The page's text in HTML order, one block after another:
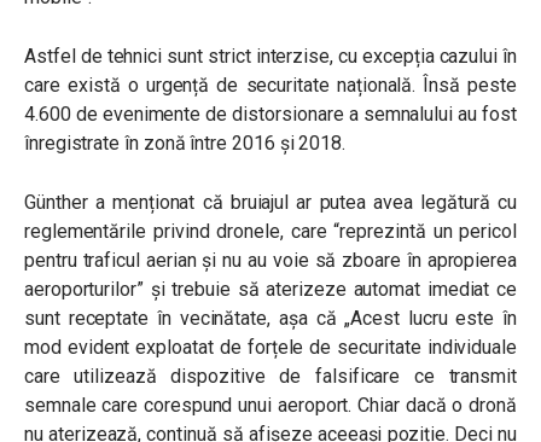
Astfel de tehnici sunt strict interzise, ​​cu excepția cazului în
care există o urgență de securitate națională. Însă peste
4.600 de evenimente de distorsionare a semnalului au fost
înregistrate în zonă între 2016 și 2018.
Günther a menționat că bruiajul ar putea avea legătură cu
reglementările privind dronele, care “reprezintă un pericol
pentru traficul aerian și nu au voie să zboare în apropierea
aeroporturilor” și trebuie să aterizeze automat imediat ce
sunt receptate în vecinătate, așa că „Acest lucru este în
mod evident exploatat de forțele de securitate individuale
care utilizează dispozitive de falsificare ce transmit
semnale care corespund unui aeroport. Chiar dacă o dronă
nu aterizează, continuă să afișeze aceeași poziție. Deci nu